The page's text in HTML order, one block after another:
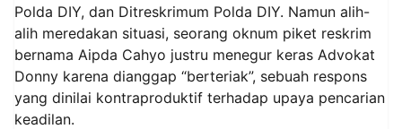
Polda DIY, dan Ditreskrimum Polda DIY. Namun alih-
alih meredakan situasi, seorang oknum piket reskrim
bernama Aipda Cahyo justru menegur keras Advokat
Donny karena dianggap “berteriak”, sebuah respons
yang dinilai kontraproduktif terhadap upaya pencarian
keadilan.